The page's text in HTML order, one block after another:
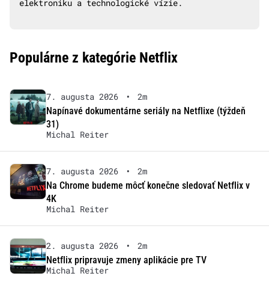
elektroniku a technologické vízie.
Populárne z kategórie Netflix
7. augusta 2026 •
2m
Napínavé dokumentárne seriály na Netflixe (týždeň
31)
Michal Reiter
7. augusta 2026 •
2m
Na Chrome budeme môcť konečne sledovať Netflix v
4K
Michal Reiter
2. augusta 2026 •
2m
Netflix pripravuje zmeny aplikácie pre TV
Michal Reiter